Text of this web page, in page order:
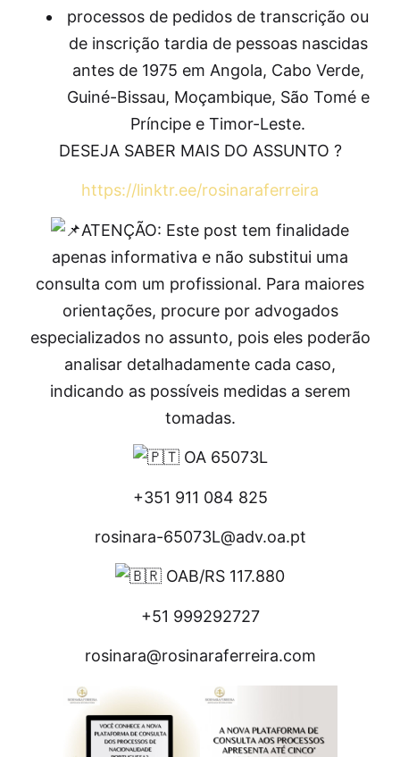
processos de pedidos de transcrição ou
de inscrição tardia de pessoas nascidas
antes de 1975 em Angola, Cabo Verde,
Guiné-Bissau, Moçambique, São Tomé e
Príncipe e Timor-Leste.
DESEJA SABER MAIS DO ASSUNTO ?
https://linktr.ee/rosinaraferreira
ATENÇÃO: Este post tem finalidade
apenas informativa e não substitui uma
consulta com um profissional. Para maiores
orientações, procure por advogados
especializados no assunto, pois eles poderão
analisar detalhadamente cada caso,
indicando as possíveis medidas a serem
tomadas.
OA 65073L
+351 911 084 825
rosinara-65073L@adv.oa.pt
OAB/RS 117.880
+51 999292727
rosinara@rosinaraferreira.com